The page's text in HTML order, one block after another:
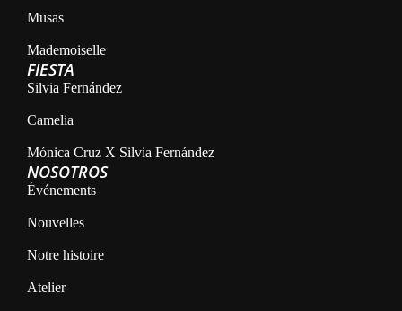
Musas
Mademoiselle
FIESTA
Silvia Fernández
Camelia
Mónica Cruz X Silvia Fernández
NOSOTROS
Événements
Nouvelles
Notre histoire
Atelier